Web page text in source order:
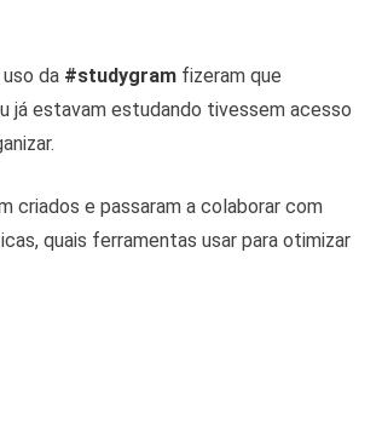
da #studygram fizeram que
já estavam estudando tivessem acesso
criados e passaram a colaborar com
quais ferramentas usar para otimizar